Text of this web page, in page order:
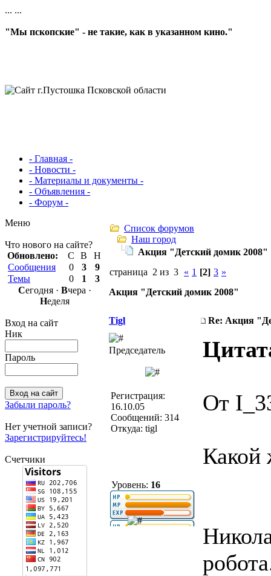
... ...
"Мы пскопские" - не такие, как в указанном кино."
- Главная -
- Новости -
- Материалы и документы -
- Объявления -
- Форум -
Меню
Что нового на сайте?
Обновлено:
С В
Н
Сообщения
0 3
9
Темы
0 1
3
Сегодня · Вчера ·
Неделя
Вход на сайт
Ник
Пароль
Забыли пароль?
Нет учетной записи?
Зарегистрируйтесь!
Счетчики
Список форумов
Наш город
Акция "Детский домик 2008"
страница 2 из 3 « 1 [2] 3 »
Акция "Детский домик 2008"
Tigl Re: Акция
Председатель
Регистрация:
16.10.05
Сообщений: 314
Откуда: tigl
Уровень: 16
От
Какой